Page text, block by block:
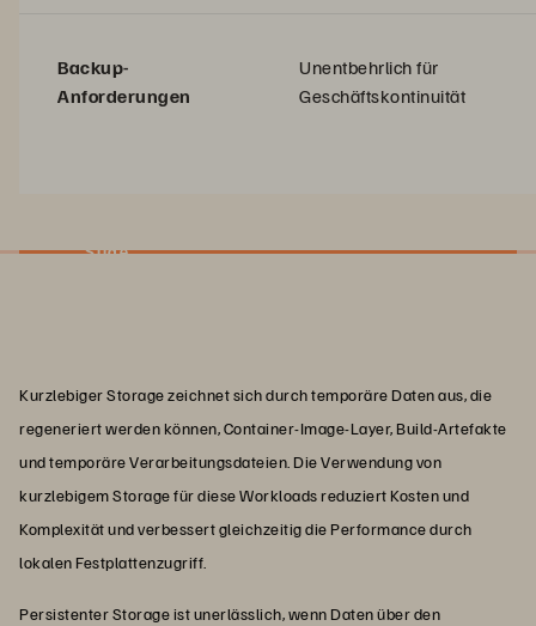
Backup-
Anforderungen
Unentbehrlich für
Geschäftskontinuität
Slide
Kurzlebiger Storage zeichnet sich durch temporäre Daten aus, die
regeneriert werden können, Container-Image-Layer, Build-Artefakte
und temporäre Verarbeitungsdateien. Die Verwendung von
kurzlebigem Storage für diese Workloads reduziert Kosten und
Komplexität und verbessert gleichzeitig die Performance durch
lokalen Festplattenzugriff.
Persistenter Storage ist unerlässlich, wenn Daten über den